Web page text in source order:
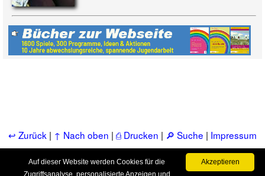
↩ Zurück | ↑ Nach oben | ⎙ Drucken | 🔎 Suche | Impressum
& Kontakt|📚 Bücher|📂 Service, FAQ, u.a.m.
Akzeptieren
Auf dieser Website werden Cookies für die
Zugriffsanalyse, personalisierte Anzeigen und